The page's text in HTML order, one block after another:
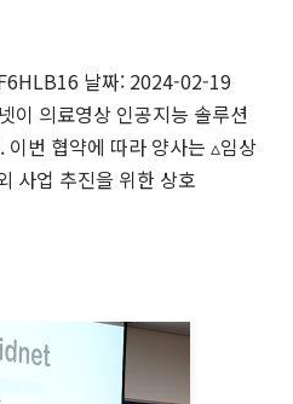
날짜: 2024-02-19
이 의료영상 인공지능 솔루션
번 협약에 따라 양사는 ▵임상
사업 추진을 위한 상호